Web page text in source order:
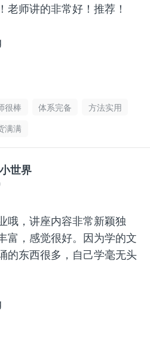
老师讲的非常好！推荐！
很棒 体系完备
方法实用
满满
世界
哦，讲座内容非常新颖独
富，感觉很好。因为学的文
的东西很多，自己学毫无头
聊了之后收获很大，逻辑框
之很推荐👍🏻